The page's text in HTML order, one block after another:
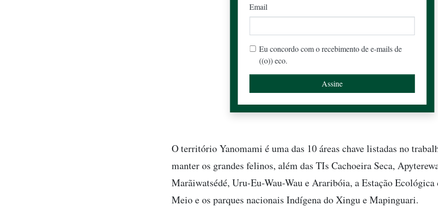
Email
Eu concordo com o recebimento de e-mails de
((o)) eco.
O território Yanomami é uma das 10 áreas chave listadas no
manter os grandes felinos, além das TIs Cachoeira Seca,
Marãiwatsédé, Uru-Eu-Wau-Wau e Araribóia, a Estação Ecológica
Meio e os parques nacionais Indígena do Xingu e Mapinguari.